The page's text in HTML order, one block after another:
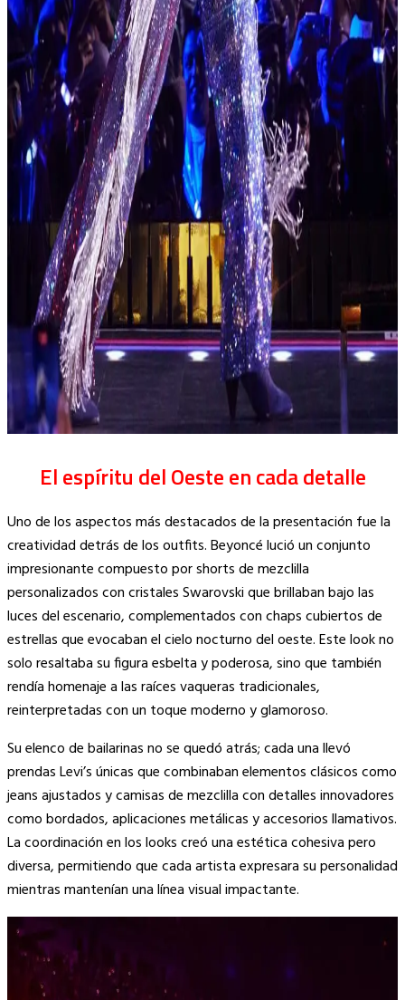
El espíritu del Oeste en cada detalle
Uno de los aspectos más destacados de la presentación fue la
creatividad detrás de los outfits. Beyoncé lució un conjunto
impresionante compuesto por shorts de mezclilla
personalizados con cristales Swarovski que brillaban bajo las
luces del escenario, complementados con chaps cubiertos de
estrellas que evocaban el cielo nocturno del oeste. Este look no
solo resaltaba su figura esbelta y poderosa, sino que también
rendía homenaje a las raíces vaqueras tradicionales,
reinterpretadas con un toque moderno y glamoroso.
Su elenco de bailarinas no se quedó atrás; cada una llevó
prendas Levi’s únicas que combinaban elementos clásicos como
jeans ajustados y camisas de mezclilla con detalles innovadores
como bordados, aplicaciones metálicas y accesorios llamativos.
La coordinación en los looks creó una estética cohesiva pero
diversa, permitiendo que cada artista expresara su personalidad
mientras mantenían una línea visual impactante.